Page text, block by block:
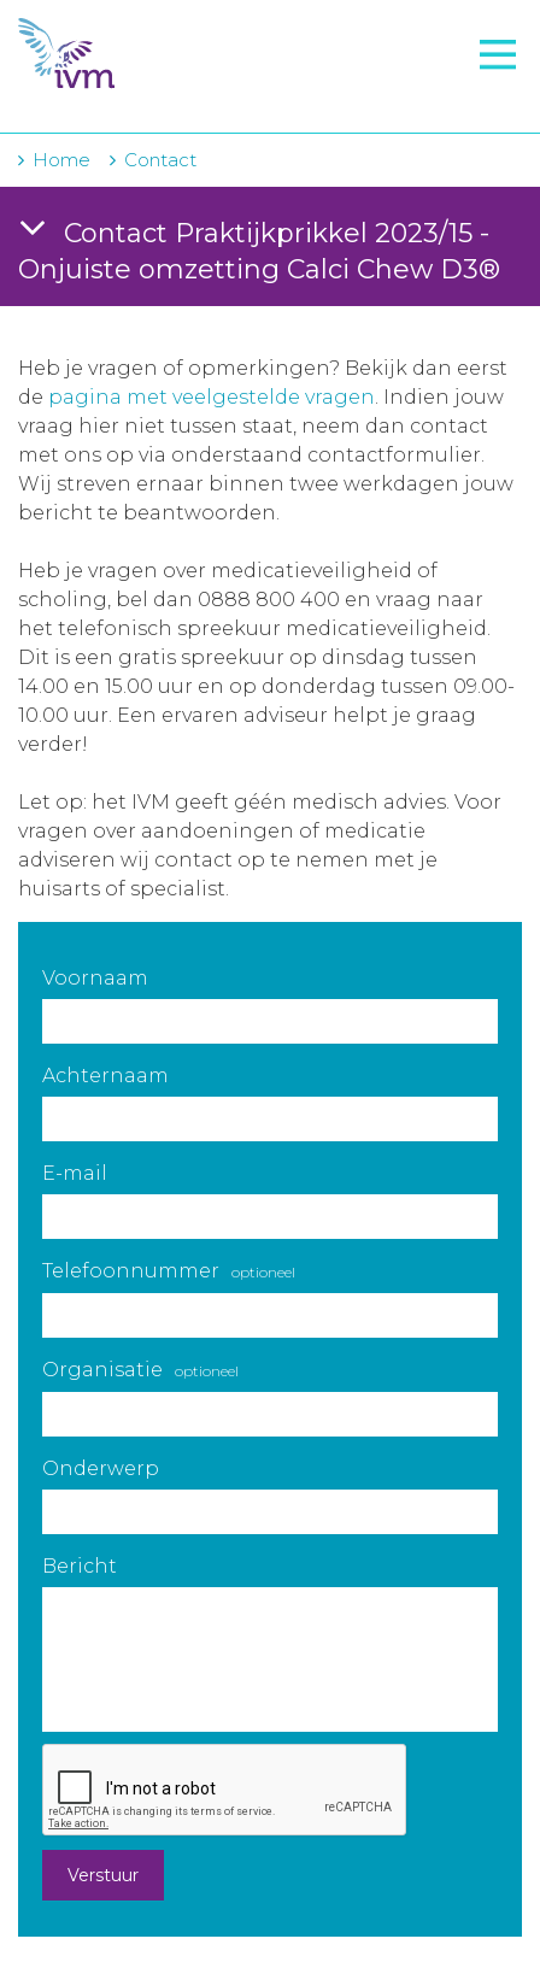
VMI
FTO voorbereiding
IVM-academie
Voorschrijfgedrag
Projecten
Over IVM
Actueel
Contact
Winkelwagentje
Aanmelden nieuwsbrief
Inloggen
Toegang leeromgeving
Home Contact
Contact Praktijkprikkel 2023/15 -
Onjuiste omzetting Calci Chew D3®
Heb je vragen of opmerkingen? Bekijk dan eerst
de pagina met veelgestelde vragen. Indien jouw
vraag hier niet tussen staat, neem dan contact
met ons op via onderstaand contactformulier.
Wij streven ernaar binnen twee werkdagen jouw
bericht te beantwoorden.
Heb je vragen over medicatieveiligheid of
scholing, bel dan 0888 800 400 en vraag naar
het telefonisch spreekuur medicatieveiligheid.
Dit is een gratis spreekuur op dinsdag tussen
14.00 en 15.00 uur en op donderdag tussen 09.00-
10.00 uur. Een ervaren adviseur helpt je graag
verder!
Let op: het IVM geeft géén medisch advies. Voor
vragen over aandoeningen of medicatie
adviseren wij contact op te nemen met je
huisarts of specialist.
Voornaam
Achternaam
E-mail
Telefoonnummer optioneel
Organisatie optioneel
Onderwerp
Bericht
Verstuur